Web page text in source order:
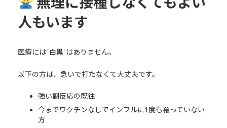
人もいます
医療には“白黒”はありません。
以下の方は、急いで打たなくて大丈夫です。
強い副反応の既往
今までワクチンなしでインフルに1度も罹っていない
方